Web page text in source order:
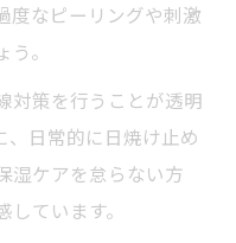
度なピーリングや刺激
。
対策を行うことが透明
、日常的に日焼け止め
湿ケアを怠らない方
ています。